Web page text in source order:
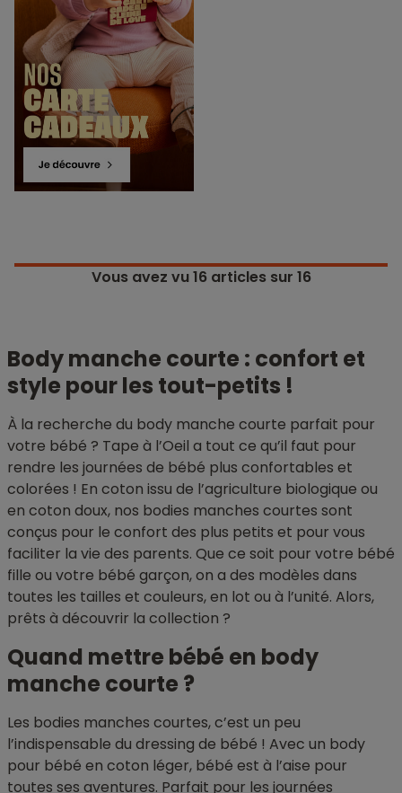
Vous avez vu16articles sur 16
Body manche courte : confort et
style pour les tout-petits !
À la recherche du body manche courte parfait pour
votre bébé ? Tape à l’Oeil a tout ce qu’il faut pour
rendre les journées de bébé plus confortables et
colorées ! En coton issu de l’agriculture biologique ou
en coton doux, nos bodies manches courtes sont
conçus pour le confort des plus petits et pour vous
faciliter la vie des parents. Que ce soit pour votre bébé
fille ou votre bébé garçon, on a des modèles dans
toutes les tailles et couleurs, en lot ou à l’unité. Alors,
prêts à découvrir la collection ?
Quand mettre bébé en body
manche courte ?
Les bodies manches courtes, c’est un peu
l’indispensable du dressing de bébé ! Avec un body
pour bébé en coton léger, bébé est à l’aise pour
toutes ses aventures. Parfait pour les journées